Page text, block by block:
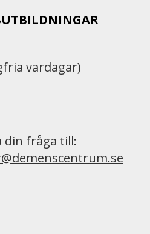
vardagar)
din fråga till: